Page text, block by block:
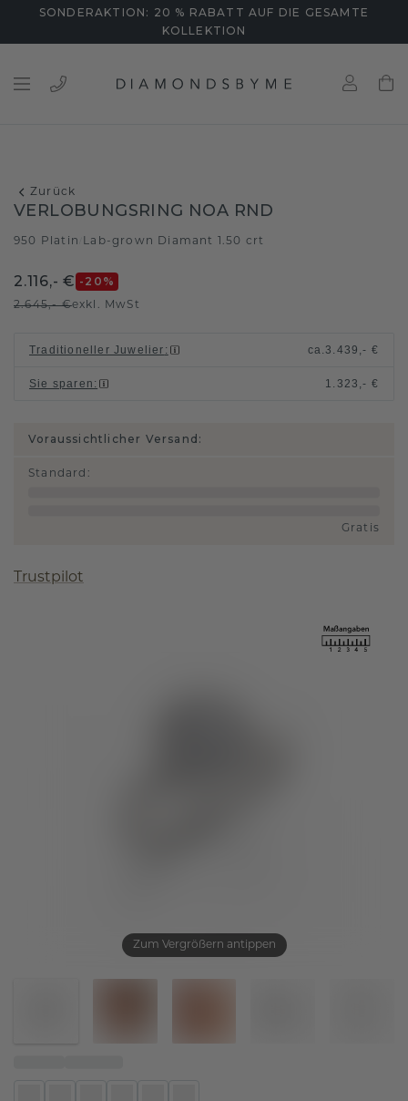
SONDERAKTION: 20 % RABATT AUF DIE GESAMTE
KOLLEKTION
Zurück
Zum Vergrößern antippen
VERLOBUNGSRING NOA RND
950 Platin Lab-grown Diamant 1.50 crt
2.116,- € -20 %
2.645,- €exkl. MwSt
Traditioneller Juwelier : ca.3.439,- €
Sie sparen : 1.323,- €
Voraussichtlicher Versand:
Standard :
Gratis
Trustpilot